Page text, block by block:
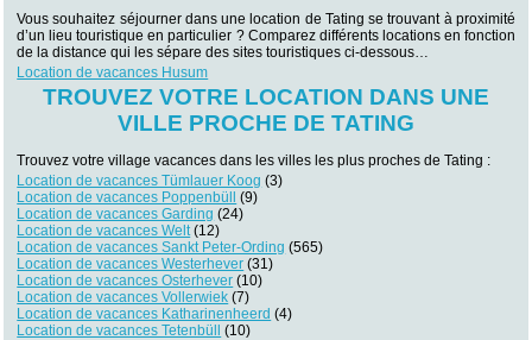
Vous souhaitez séjourner dans une location de Tating se trouvant à proximité
d’un lieu touristique en particulier ? Comparez différents locations en fonction
de la distance qui les sépare des sites touristiques ci-dessous…
Location de vacances Husum
TROUVEZ VOTRE LOCATION DANS UNE
VILLE PROCHE DE TATING
Trouvez votre village vacances dans les villes les plus proches de Tating :
Location de vacances Tümlauer Koog (3)
Location de vacances Poppenbüll
(9)
Location de vacances Garding (24)
Location de vacances Welt(12)
Location de vacances Sankt Peter-Ording (565)
Location de vacances Westerhever (31)
Location de vacances Osterhever (10)
Location de vacances Vollerwiek (7)
Location de vacances Katharinenheerd (4)
Location de vacances Tetenbüll
(10)